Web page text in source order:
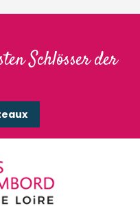
Schlösser der